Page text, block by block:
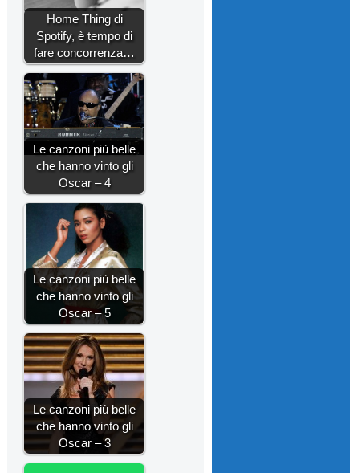
Home Thing di
Spotify, è tempo di
fare concorrenza…
Le canzoni più belle
che hanno vinto gli
Oscar – 4
Le canzoni più belle
che hanno vinto gli
Oscar – 5
Le canzoni più belle
che hanno vinto gli
Oscar – 3